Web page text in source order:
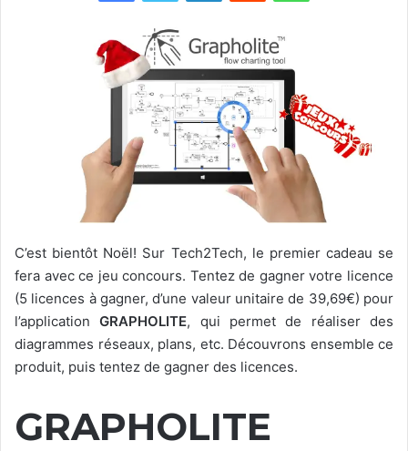
C’est bientôt Noël! Sur Tech2Tech, le premier cadeau se
fera avec ce jeu concours. Tentez de gagner votre licence
(5 licences à gagner, d’une valeur unitaire de 39,69€) pour
l’applicationGRAPHOLITE, qui permet de réaliser des
diagrammes réseaux, plans, etc. Découvrons ensemble ce
produit, puis tentez de gagner des licences.
GRAPHOLITE